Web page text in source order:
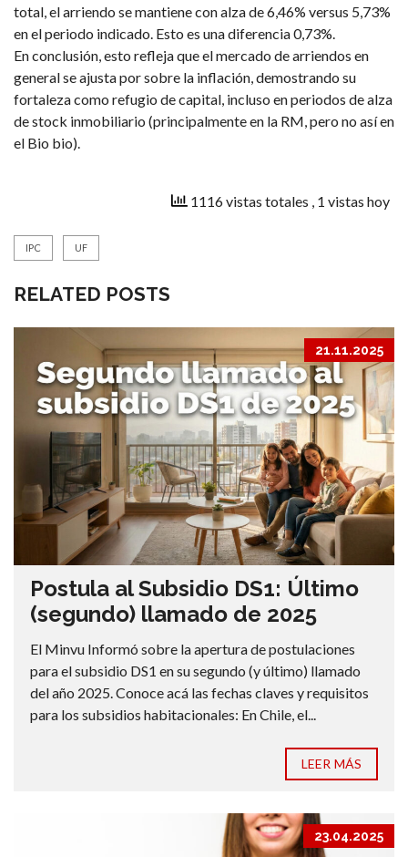
total, el arriendo se mantiene con alza de 6,46% versus 5,73%
en el periodo indicado. Esto es una diferencia 0,73%.
En conclusión, esto refleja que el mercado de arriendos en
general se ajusta por sobre la inflación, demostrando su
fortaleza como refugio de capital, incluso en periodos de alza
de stock inmobiliario (principalmente en la RM, pero no así en
el Bio bio).
1116 vistas totales , 1 vistas hoy
IPC UF
RELATED POSTS
21.11.2025
Postula al Subsidio DS1: Último
(segundo) llamado de 2025
El Minvu Informó sobre la apertura de postulaciones
para el subsidio DS1 en su segundo (y último) llamado
del año 2025. Conoce acá las fechas claves y requisitos
para los subsidios habitacionales: En Chile, el...
LEER MÁS
23.04.2025